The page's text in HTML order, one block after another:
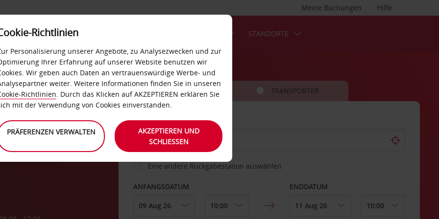
Hilfe
Meine Buchungen
SELF-SERVICES STANDORTE
FAHRZEUG TRANSPORTER
ABHOLEN VON
Eine andere Rückgabestation auswählen
ANFANGSDATUM ENDDATUM
Richtlinien
Personalisierung unserer Angebote, zu Analysezwecken und zur
Ihrer Erfahrung auf unserer Website benutzen wir
Wir geben auch Daten an vertrauenswürdige Werbe- und
weiter. Weitere Informationen finden Sie in unseren
Richtlinien. Durch das Klicken auf AKZEPTIEREN erklären Sie
mit der Verwendung von Cookies einverstanden.
PRÄFERENZEN VERWALTEN
AKZEPTIEREN UND
SCHLIESSEN